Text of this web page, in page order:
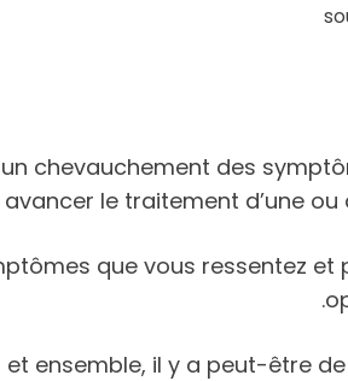
chevauchement des
le traitement d’une ou
que vous ressentez et
ensemble, il y a peut-être